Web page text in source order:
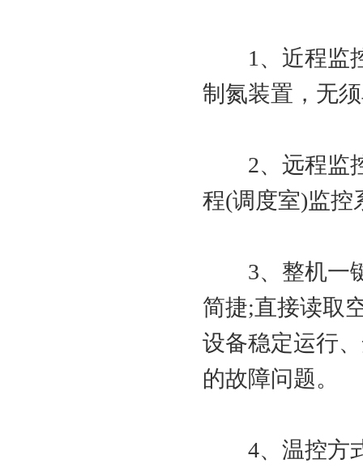
1、近程监控
制氮装置，无
2、远程监控
程(调度室)监控
3、整机一键
简捷;直接读取
设备稳定运行
的故障问题。
4、温控方式